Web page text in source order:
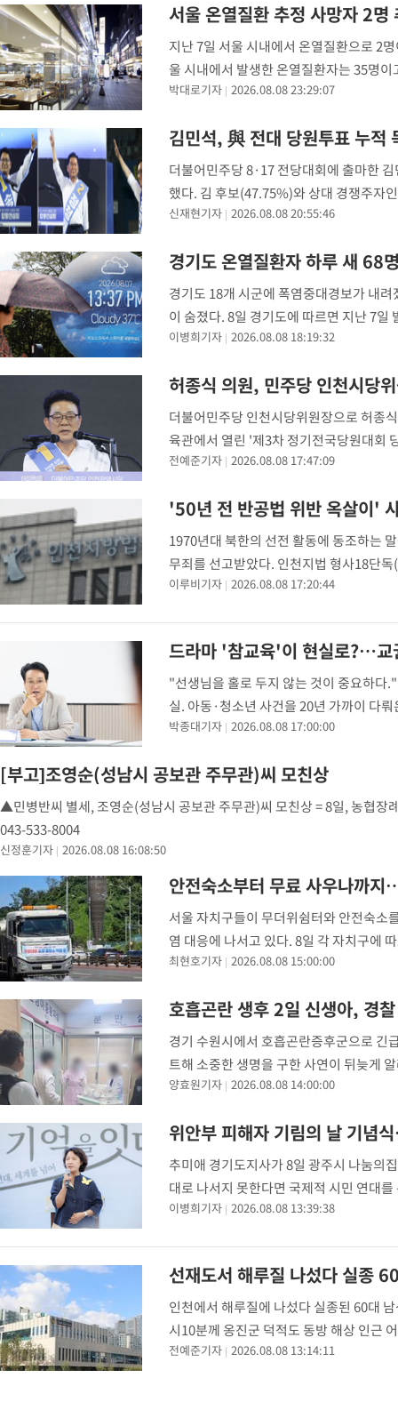
서울 온열질환 추정 사망자 2
지난 7일 서울 시내에서 온열질환으로 2
울 시내에서 발생한 온열질환자는 35명
명으로 늘었고 누적 사망자는 4명이 됐다
박대로기자 2026.08.08 23:29:07
더불어민주당 8·17 전당대회에 출마한
했다. 김 후보(47.75%)와 상대 경쟁주자
의 누적 득표율도 김 후보(45.42%)가 선
신재현기자 2026.08.08 20:55:46
경기도 온열질환자 하루 새 68
경기도 18개 시군에 폭염중대경보가 내
이 숨졌다. 8일 경기도에 따르면 지난 7
온열질환자는 766명에 달한다. 추정 사
이병희기자 2026.08.08 18:19:32
허종식 의원, 민주당 인천시당
더불어민주당 인천시당위원장으로 허종
육관에서 열린 '제3차 정기전국당원대회
원이 시당위원장으로 당선됐다고 밝혔다
전예준기자 2026.08.08 17:47:09
'50년 전 반공법 위반 옥살이'
1970년대 북한의 선전 활동에 동조하는
무죄를 선고받았다. 인천지법 형사18단
죄를 선고했다고 8일 밝혔다. 1938년생
이루비기자 2026.08.08 17:20:44
드라마 '참교육'이 현실로?…교
"선생님을 홀로 두지 않는 것이 중요하다
실. 아동·청소년 사건을 20년 가까이 다
호전담관 면접에서 이렇게 말했다. 그는
박종대기자 2026.08.08 17:00:00
[부고]조영순(성남시 공보관 주무관)씨 모친상
▲민병반씨 별세, 조영순(성남시 공보관 주무관)씨 모친상 = 8일, 농협
043-533-8004
신정훈기자 2026.08.08 16:08:50
안전숙소부터 무료 사우나까
서울 자치구들이 무더위쉼터와 안전숙소
염 대응에 나서고 있다. 8일 각 자치구에
곳에서 무더위쉼터를 운영한다. 구청사
최현호기자 2026.08.08 15:00:00
호흡곤란 생후 2일 신생아, 경
경기 수원시에서 호흡곤란증후군으로 긴
트해 소중한 생명을 구한 사연이 뒤늦게
병원 내 인큐베이터에 있는 생후 2일 신
양효원기자 2026.08.08 14:00:00
위안부 피해자 기림의 날 기
추미애 경기도지사가 8일 광주시 나눔의
대로 나서지 못한다면 국제적 시민 연대
들 때 가장 먼저 피해를 당할 수밖에 없는
이병희기자 2026.08.08 13:39:38
선재도서 해루질 나섰다 실종
인천에서 해루질에 나섰다 실종된 60대
시10분께 옹진군 덕적도 동방 해상 인근
해경은 경비함정을 현장에 급파해 변사
전예준기자 2026.08.08 13:14:11